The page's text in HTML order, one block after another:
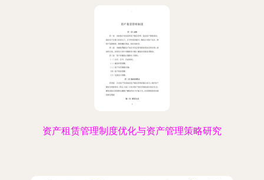
资产租赁管理制度优化与资产管理策略研究